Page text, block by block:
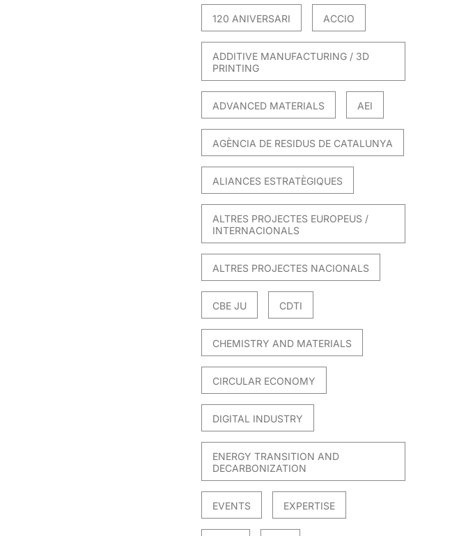
120 ANIVERSARI ACCIO
ADDITIVE MANUFACTURING / 3D
PRINTING
ADVANCED MATERIALS AEI
AGÈNCIA DE RESIDUS DE CATALUNYA
ALIANCES ESTRATÈGIQUES
ALTRES PROJECTES EUROPEUS /
INTERNACIONALS
ALTRES PROJECTES NACIONALS
CBE JU CDTI
CHEMISTRY AND MATERIALS
CIRCULAR ECONOMY
DIGITAL INDUSTRY
ENERGY TRANSITION AND
DECARBONIZATION
EVENTS EXPERTISE